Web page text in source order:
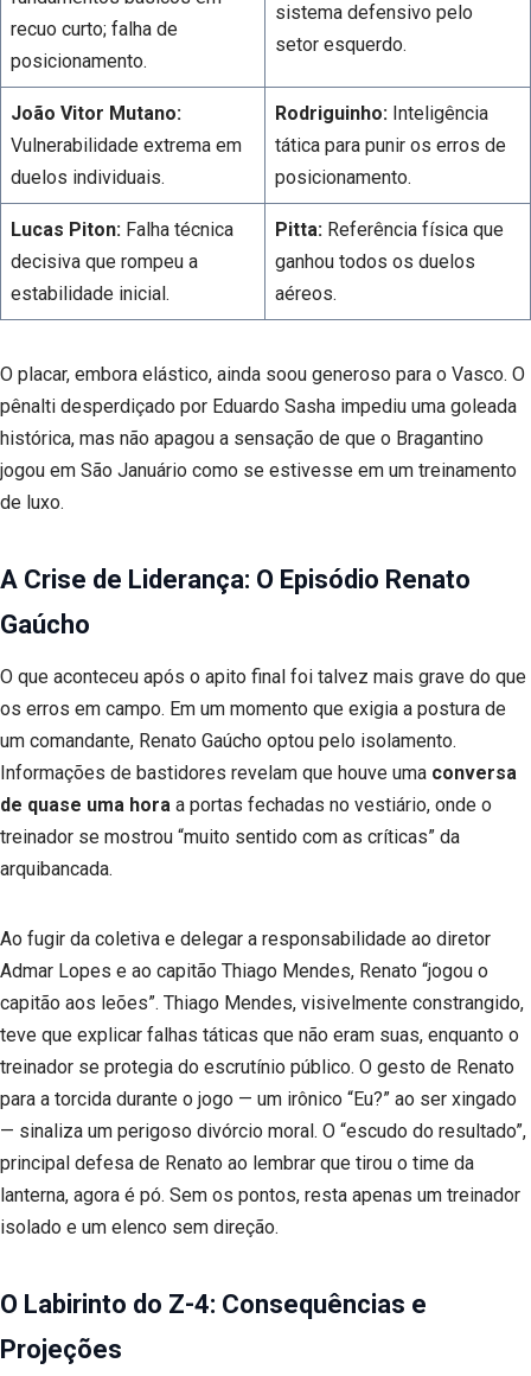
recuo curto; falha de
posicionamento.
sistema defensivo pelo
setor esquerdo.
João Vitor Mutano:
Vulnerabilidade extrema em
duelos individuais.
Rodriguinho: Inteligência
tática para punir os erros de
posicionamento.
Lucas Piton: Falha técnica
decisiva que rompeu a
estabilidade inicial.
Pitta: Referência física que
ganhou todos os duelos
aéreos.
O placar, embora elástico, ainda soou generoso para o Vasco. O
pênalti desperdiçado por Eduardo Sasha impediu uma goleada
histórica, mas não apagou a sensação de que o Bragantino
jogou em São Januário como se estivesse em um treinamento
de luxo.
A Crise de Liderança: O Episódio Renato
Gaúcho
O que aconteceu após o apito final foi talvez mais grave do que
os erros em campo. Em um momento que exigia a postura de
um comandante, Renato Gaúcho optou pelo isolamento.
Informações de bastidores revelam que houve uma conversa
de quase uma hora a portas fechadas no vestiário, onde o
treinador se mostrou “muito sentido com as críticas” da
arquibancada.
Ao fugir da coletiva e delegar a responsabilidade ao diretor
Admar Lopes e ao capitão Thiago Mendes, Renato “jogou o
capitão aos leões”. Thiago Mendes, visivelmente constrangido,
teve que explicar falhas táticas que não eram suas, enquanto o
treinador se protegia do escrutínio público. O gesto de Renato
para a torcida durante o jogo — um irônico “Eu?” ao ser xingado
— sinaliza um perigoso divórcio moral. O “escudo do resultado”,
principal defesa de Renato ao lembrar que tirou o time da
lanterna, agora é pó. Sem os pontos, resta apenas um treinador
isolado e um elenco sem direção.
O Labirinto do Z-4: Consequências e
Projeções